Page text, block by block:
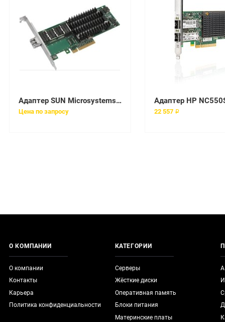
Адаптер SUN Microsystems [501-5019]
Цена по запросу 22 557 ₽
О КОМПАНИИ
О компании
Контакты
Карьера
Политика конфиденциальности
КАТЕГОРИИ
Серверы
Жёсткие диски
Оперативная память
Блоки питания
Материнские платы